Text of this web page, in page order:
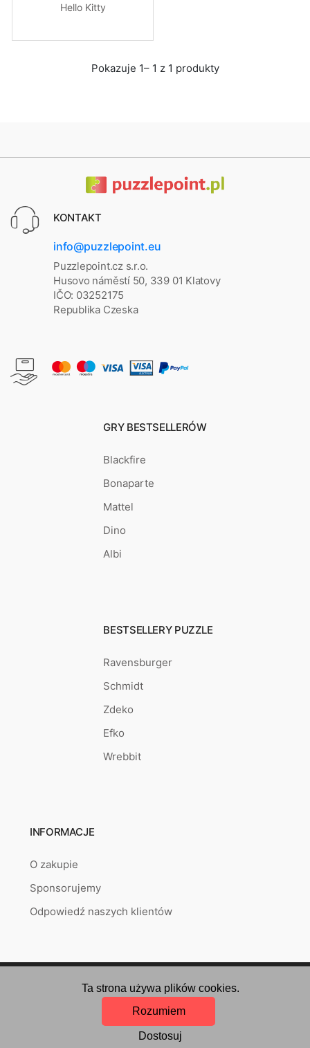
Hello Kitty
Pokazuje 1– 1 z 1 produkty
KONTAKT
info@puzzlepoint.eu
Puzzlepoint.cz s.r.o.
Husovo náměstí 50, 339 01 Klatovy
IČO: 03252175
Republika Czeska
GRY BESTSELLERÓW
Blackfire
Bonaparte
Mattel
Dino
Albi
BESTSELLERY PUZZLE
Ravensburger
Schmidt
Zdeko
Efko
Wrebbit
INFORMACJE
O zakupie
Sponsorujemy
Odpowiedź naszych klientów
Copyright © 2026puzzlepoint.pl Created by
Ta strona używa plików cookies.
Rozumiem
Dostosuj